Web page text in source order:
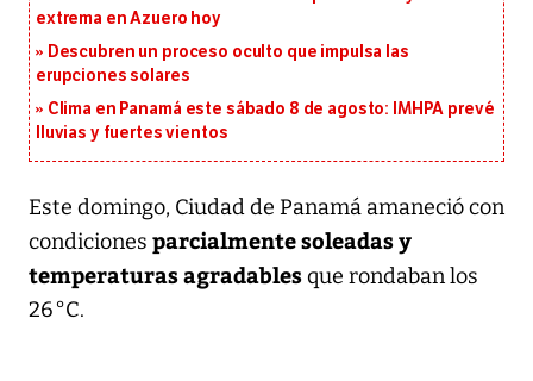
extrema en Azuero hoy
Descubren un proceso oculto que impulsa las
erupciones solares
Clima en Panamá este sábado 8 de agosto: IMHPA prevé
lluvias y fuertes vientos
Este domingo, Ciudad de Panamá amaneció con
condiciones parcialmente soleadas y
temperaturas agradablesque rondaban los
26 °C.